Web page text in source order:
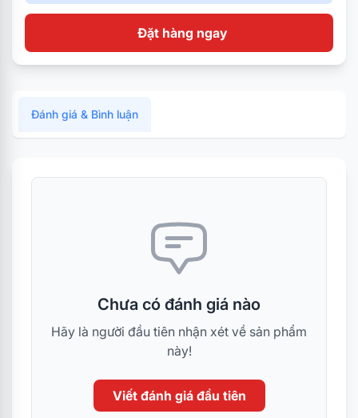
Đặt hàng ngay
Đánh giá & Bình luận
Chưa có đánh giá nào
Hãy là người đầu tiên nhận xét về sản phẩm
này!
Viết đánh giá đầu tiên